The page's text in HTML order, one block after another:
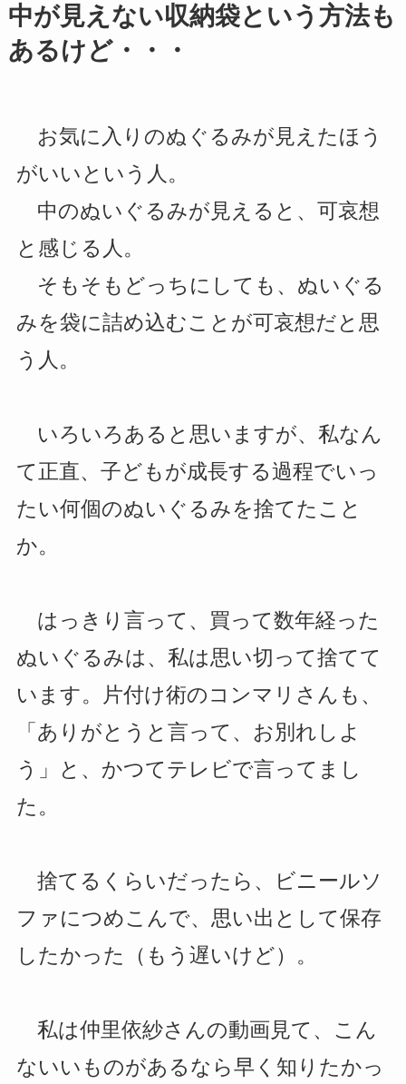
中が見えない収納袋という方法も
あるけど・・・
お気に入りのぬぐるみが見えたほう
がいいという人。
中のぬいぐるみが見えると、可哀想
と感じる人。
そもそもどっちにしても、ぬいぐる
みを袋に詰め込むことが可哀想だと思
う人。
いろいろあると思いますが、私なん
て正直、子どもが成長する過程でいっ
たい何個のぬいぐるみを捨てたこと
か。
はっきり言って、買って数年経った
ぬいぐるみは、私は思い切って捨てて
います。片付け術のコンマリさんも、
「ありがとうと言って、お別れしよ
う」と、かつてテレビで言ってまし
た。
捨てるくらいだったら、ビニールソ
ファにつめこんで、思い出として保存
したかった（もう遅いけど）。
私は仲里依紗さんの動画見て、こん
ないいものがあるなら早く知りたかっ